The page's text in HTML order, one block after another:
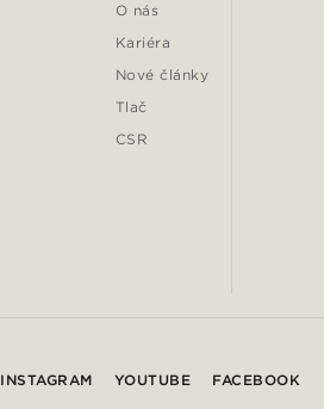
O nás
Kariéra
Nové články
Tlač
CSR
INSTAGRAM YOUTUBE FACEBOOK